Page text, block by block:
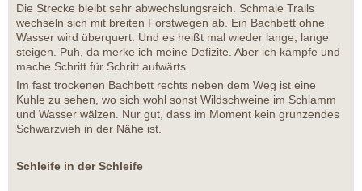
Die Strecke bleibt sehr abwechslungsreich. Schmale Trails
wechseln sich mit breiten Forstwegen ab. Ein Bachbett ohne
Wasser wird überquert. Und es heißt mal wieder lange, lange
steigen. Puh, da merke ich meine Defizite. Aber ich kämpfe und
mache Schritt für Schritt aufwärts.
Im fast trockenen Bachbett rechts neben dem Weg ist eine
Kuhle zu sehen, wo sich wohl sonst Wildschweine im Schlamm
und Wasser wälzen. Nur gut, dass im Moment kein grunzendes
Schwarzvieh in der Nähe ist.
Schleife in der Schleife